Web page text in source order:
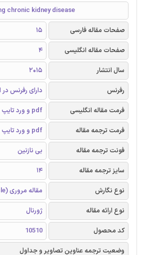
chronic kidney disease
صفحات مقاله فارسی
15
صفحات مقاله انگلیسی
4
سال انتشار
2015
رفرنس
دارای رفرنس در
فرمت مقاله انگلیسی
pdf و ورد تایپ شده با قابلیت ویرایش
فرمت ترجمه مقاله
pdf و ورد تایپ شده با قابلیت ویرایش
فونت ترجمه مقاله
بی نازنین
سایز ترجمه مقاله
14
نوع نگارش
مقاله مروری (Review Article)
نوع ارائه مقاله
ژورنال
کد محصول
10510
وضعیت ترجمه عناوین تصاویر و جداول